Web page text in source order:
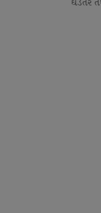
ઘડતર